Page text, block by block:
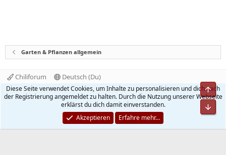
Garten & Pflanzen allgemein
Chiliforum
Deutsch (Du)
Kontakt
Nutzungsbedingungen
Datenschutz
Hilfe und Impressum
Start
R
S
Community platform by XenForo® © 2010-2026 XenForo Ltd.
Quality Add-Ons made withbyWMTech.
Diese Seite verwendet Cookies, um Inhalte zu personalisieren und dich nach
der Registrierung angemeldet zu halten. Durch die Nutzung unserer Webseite
erklärst du dich damit einverstanden.
Akzeptieren
Erfahre mehr…